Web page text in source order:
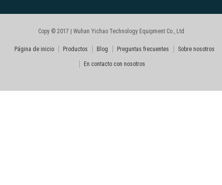
Copy © 2017 | Wuhan Yichao Technology Equipment Co., Ltd
Página de inicio Productos Blog Preguntas frecuentes Sobre nosotros
En contacto con nosotros